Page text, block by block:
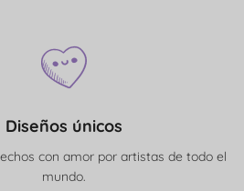
Diseños únicos
con amor por artistas de todo el
mundo.